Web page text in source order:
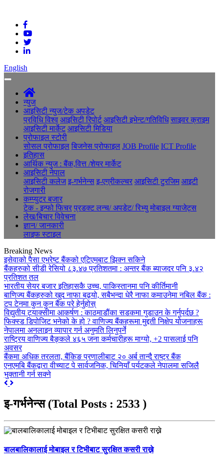
English
न्युज
आइसिटी न्युज/टेक अपडेट
प्रविधि विश्व आइसिटी रिपोर्ट आइसिटी इभेन्ट/गतिविधि साइवर क्राइम
आइसिटी मार्केट आइसिटी मिडिया
प्रोफाइल स्टोरी
सोसल प्रोफाइल बिजनेस प्रोफाइल JOB Profile ICT Profile
इतिहास
आर्थिक न्युज : बैंक,वित्त /शेयर मार्केट
आइसिटी नेपाल
आइसिटी कलेज इ-गर्भनेन्स इ-एग्रीकल्चर आइसिटी टुरजिम आइटी
रोजगारी
कम्प्युटर बजार
टेक - इन्फो फिचर प्रडक्ट लन्च/ अपडेट/ रिभ्यु मोबाइल ग्याजेट्स
लेख/बिचार विवेचना
ज्ञान/ जानकारी
लाइफ स्टाइल
Breaking News
इसेवाको पैसा एभरेष्ट बैंकको एटिएमबाट झिक्न सकिने
बैंकहरुको सीडी रेसियो ८३.४७ प्रतिशतमा : अन्तर बैंक ब्याजदर पनि ३.४२
प्रतिशत तल
भारतीय सेयर बजार इतिहासकै उच्च, पाकिस्तानमा पनि कीर्तिमानी
बाणिज्य बैंकहरुको खुद नाफा बढ्यो, सबैभन्दा धेरै नाफा कमाउनेमा नबिल बैंक :
टप टेनमा कुन कुन बैंक परे हेर्नुहोस्
विद्युतीय ट्याक्सीमा आकर्षण : काठमाडौंका सडकमा गुडाउन के गर्नुपर्दछ ?
फिक्स्ड डिपोजिट भनेको के हो ? वाणिज्य बैंकहरूमा मुद्दती निक्षेप योजनाहरू
नेपालमा अनलाइन व्यापार गर्न अनुमति लिनुपर्ने
राष्ट्रिय वाणिज्य बैङ्कले ४६५ जना कर्मचारीहरू माग्यो, +2 पासलाई पनि
अवसर
बैंकमा अधिक तरलता, बैंकिङ प्रणालीबाट २० अर्ब तान्दै राष्ट्र बैंक
एनएमबि बैंकद्वारा वीच्याट पे सार्वजनिक, चिनियाँ पर्यटकले नेपालमा सजिलै
भुक्तानी गर्न सक्ने
Previous
इ-गर्भनेन्स(Total Posts : 2533 )
बालबालिकालाई मोबाइल र टिभीबाट सुरक्षित कसरी राख्ने